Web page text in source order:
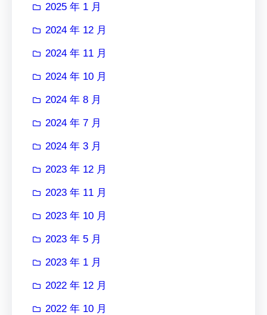
2025 年 1 月
2024 年 12 月
2024 年 11 月
2024 年 10 月
2024 年 8 月
2024 年 7 月
2024 年 3 月
2023 年 12 月
2023 年 11 月
2023 年 10 月
2023 年 5 月
2023 年 1 月
2022 年 12 月
2022 年 10 月